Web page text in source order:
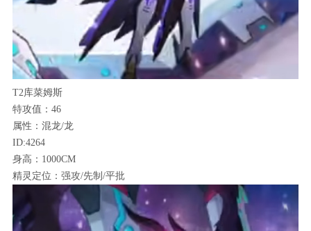
T2库菜姆斯
特攻值：46
属性：混龙/龙
ID:4264
身高：1000CM
精灵定位：强攻/先制/平批